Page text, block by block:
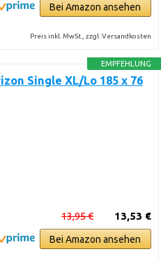
Bei Amazon ansehen
Preis inkl. MwSt., zzgl. Versandkosten
EMPFEHLUNG
Single XL/Lo 185 x 76
13,53 €
13,95 €
Bei Amazon ansehen